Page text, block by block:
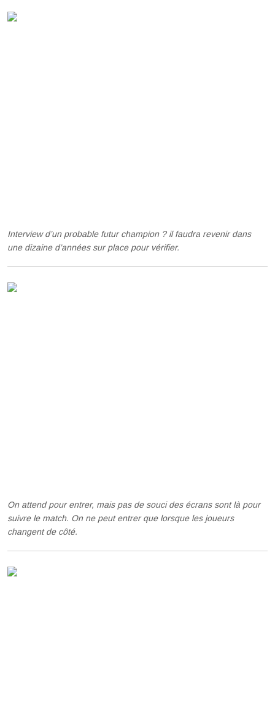
Interview d’un probable futur champion ? il faudra revenir dans
une dizaine d’années sur place pour vérifier.
On attend pour entrer, mais pas de souci des écrans sont là pour
suivre le match. On ne peut entrer que lorsque les joueurs
changent de côté.